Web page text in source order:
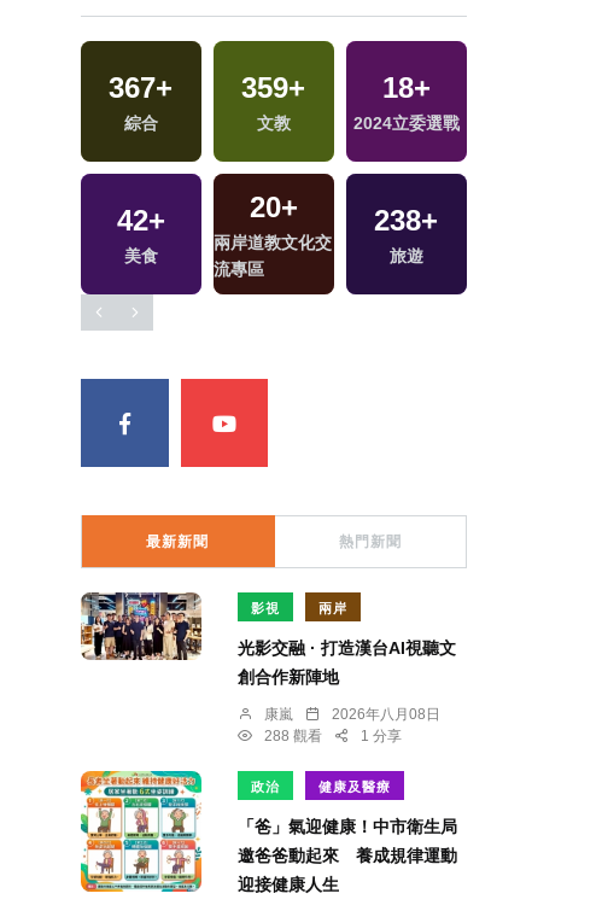
367+
綜合
359+
文教
18+
2024立委選戰
42+
美食
20+
兩岸道教文化交
流專區
238+
旅遊
最新新聞 熱門新聞
影視 兩岸
光影交融 · 打造漢台AI視聽文
創合作新陣地
康嵐
2026年八月08日
288 觀看
1 分享
政治 健康及醫療
「爸」氣迎健康！中市衛生局
邀爸爸動起來 養成規律運動
迎接健康人生